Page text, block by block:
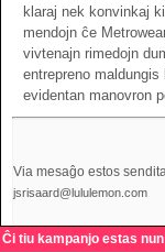
klaraj nek konvinkaj
mendojn ĉe
vivtenajn rimedojn
entrepreno
evidentan manovron
Via mesaĝo estos
jsrisaard@lululemon.com
Ĉi tiu kampanjo estas